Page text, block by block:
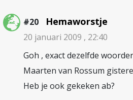
#20 Hemaworstje
20 januari 2009 , 22:40
Goh , exact dezelfde
Maarten van Rossum
Heb je ook gekeken ab?